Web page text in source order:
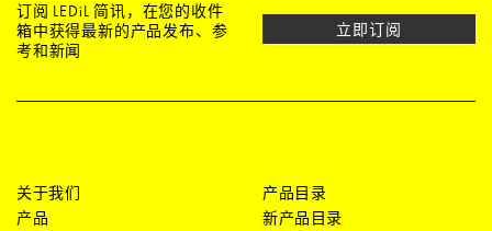
订阅 LEDiL 简讯，在您的收件
箱中获得最新的产品发布、参
考和新闻
立即订阅
关于我们
产品
产品目录
新产品目录